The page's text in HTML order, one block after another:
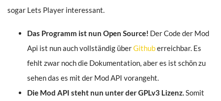
sogar Lets Player interessant.
Das Programm ist nun Open Source! Der Code der Mod
Api ist nun auch vollständig überGithuberreichbar. Es
fehlt zwar noch die Dokumentation, aber es ist schön zu
sehen das es mit der Mod API vorangeht.
Die Mod API steht nun unter der GPLv3 Lizenz.Somit